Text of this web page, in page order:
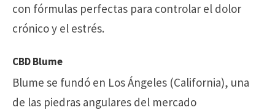
con fórmulas perfectas para controlar el dolor
crónico y el estrés.
CBD Blume
Blume se fundó en Los Ángeles (California), una
de las piedras angulares del mercado